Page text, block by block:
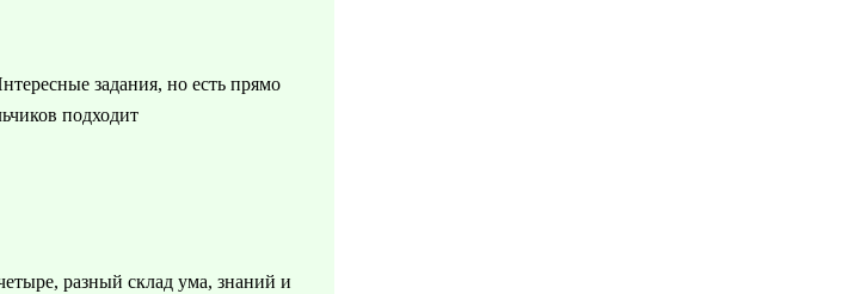
задания, но есть прямо
подходит
разный склад ума, знаний и